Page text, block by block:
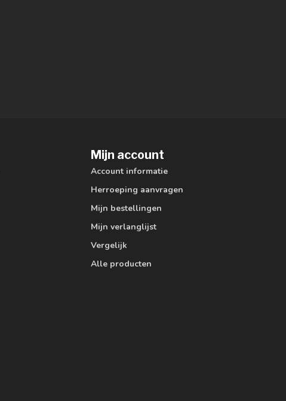
Mijn account
Account informatie
Herroeping aanvragen
Mijn bestellingen
Mijn verlanglijst
Vergelijk
Alle producten